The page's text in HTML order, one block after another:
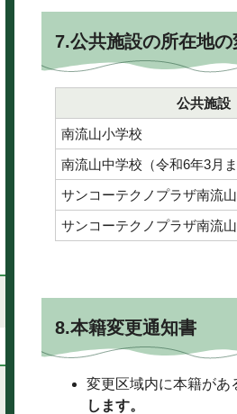
7.公共施設の所在地の
公共施設
南流山小学校
南流山中学校（令和6年3月ま
サンコーテクノプラザ南流
サンコーテクノプラザ南流
8.本籍変更通知書
変更区域内に本籍があ
します。